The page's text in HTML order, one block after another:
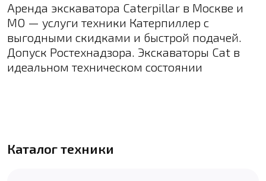
Аренда экскаватора Caterpillar в Москве и
МО — услуги техники Катерпиллер с
выгодными скидками и быстрой подачей.
Допуск Ростехнадзора. Экскаваторы Cat в
идеальном техническом состоянии
Каталог техники